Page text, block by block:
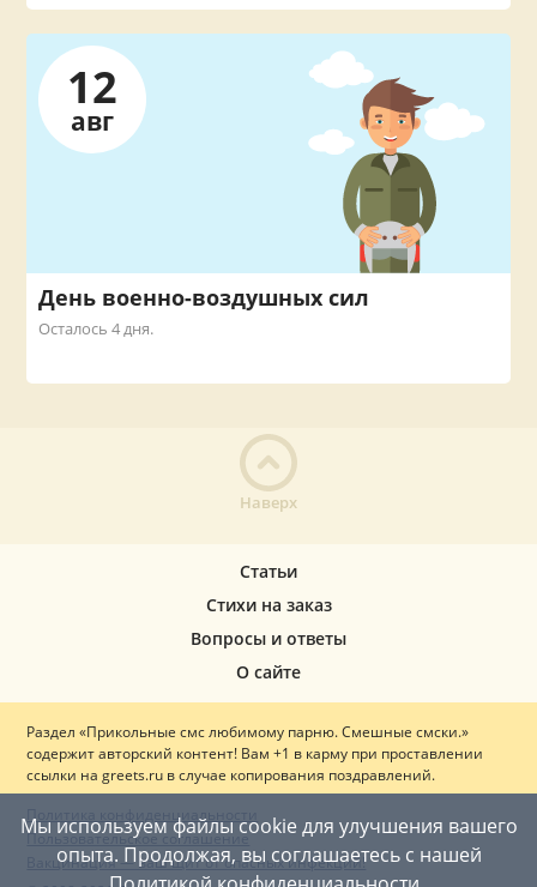
12
авг
День военно-воздушных сил
Осталось 4 дня.
Наверх
Мы используем файлы cookie для улучшения вашего
опыта. Продолжая, вы соглашаетесь с нашей
Статьи
Стихи на заказ
Вопросы и ответы
О сайте
Раздел «Прикольные смс любимому парню. Смешные смски.»
содержит авторский контент! Вам +1 в карму при проставлении
ссылки на greets.ru в случае копирования поздравлений.
Политика конфиденциальности
Пользовательское соглашение
Вакцинация — ваш щит от опасных инфекций!